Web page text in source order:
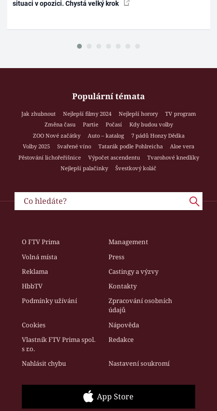
situaci v opozici. Chystá velký krok
Populární témata
Jak zhubnout Nejlepší filmy 2024 Nejlepší horory
TV program
Změna času
Partie Počasí
Kdy budou volby
ZOO Nové začátky
Auto – katalog
7 pádů Honzy Dědka
Volby 2025
Svařené víno Tatarák podle Pohlreicha
Aloe vera
Pěstování lichořeřišnice
Výpočet ascendentu
Tvarohové knedlíky
Nejlepší palačinky
Švestkový koláč
O FTV Prima
Management
Volná místa
Press
Reklama
Castingy a výzvy
HbbTV
Kontakty
Podmínky užívání
Zpracování osobních
údajů
Cookies
Nápověda
Vlastník FTV Prima spol.
s r.o.
Redakce
Nahlásit chybu Nastavení soukromí
App Store